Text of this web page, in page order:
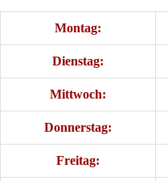
Montag:
Dienstag:
Mittwoch:
Donnerstag:
Freitag: